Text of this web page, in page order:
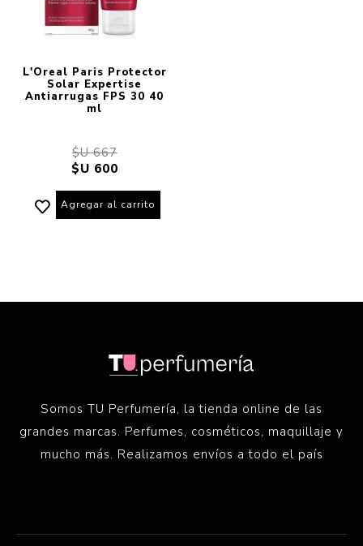
L'Oreal Paris Protector
Solar Expertise
Antiarrugas FPS 30 40
ml
$U 667
$U 600
Agregar al carrito
Somos TU Perfumería, la tienda online de las
grandes marcas. Perfumes, cosméticos, maquillaje y
mucho más. Realizamos envíos a todo el país